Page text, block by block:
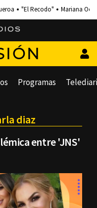
"El Recodo" Mariana
Programas
diaz
entre 'JNS'